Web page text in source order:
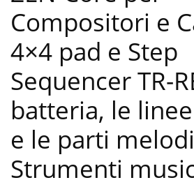
Compositori e
4×4 pad e Step
Sequencer TR-
batteria, le
e le parti
Strumenti